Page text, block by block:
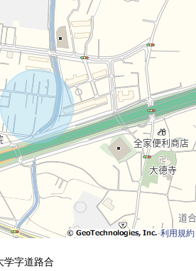
予帮助的━━━━━・・・
如有意向，请跟我们联系。
利用規約
学字道路合